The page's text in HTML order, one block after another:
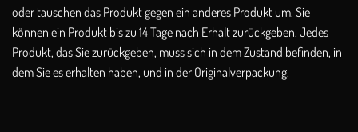
oder tauschen das Produkt gegen ein anderes Produkt um. Sie
können ein Produkt bis zu 14 Tage nach Erhalt zurückgeben. Jedes
Produkt, das Sie zurückgeben, muss sich in dem Zustand befinden, in
dem Sie es erhalten haben, und in der Originalverpackung.